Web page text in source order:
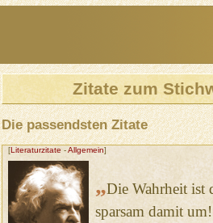
Zitate zum
Die passendsten Zitate
[Literaturzitate -Allgemein]
„Die Wahrheit ist
sparsam damit um!